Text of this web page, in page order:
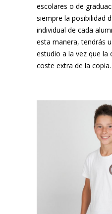
escolares o de
siempre la posibilidad
individual de cada
esta manera, tendrás
estudio a la vez que la
coste extra de la copia.
¡MARC NOS